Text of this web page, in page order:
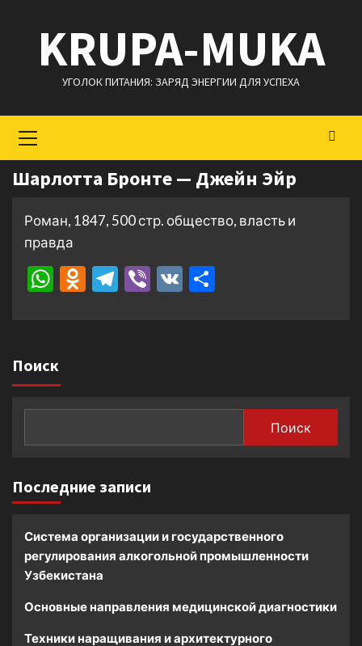
содержимому
KRUPA-MUKA
УГОЛОК ПИТАНИЯ: ЗАРЯД ЭНЕРГИИ ДЛЯ УСПЕХА
меню
Шарлотта Бронте — Джейн Эйр
Роман, 1847, 500 стр. общество, власть и
правда
WhatsApp
Odnoklassniki
Telegram
Viber
VK
Поиск
Поиск
Последние записи
Система организации и государственного
регулирования алкогольной промышленности
Узбекистана
Основные направления медицинской диагностики
Техники наращивания и архитектурного